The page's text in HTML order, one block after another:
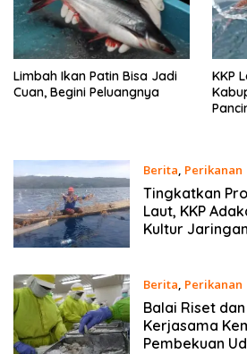
Limbah Ikan Patin Bisa Jadi
Cuan, Begini Peluangnya
KKP
Berita, Perikanan
Tingkatkan
Laut, KKP
Kultur Jaringan
Berita, Perikanan
Balai Riset
Kerjasama
Pembekuan